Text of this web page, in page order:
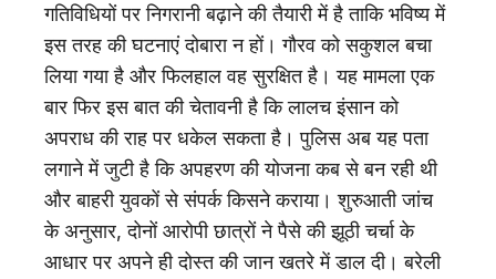
गतिविधियों पर निगरानी बढ़ाने की तैयारी में है ताकि भविष्य में
इस तरह की घटनाएं दोबारा न हों। गौरव को सकुशल बचा
लिया गया है और फिलहाल वह सुरक्षित है। यह मामला एक
बार फिर इस बात की चेतावनी है कि लालच इंसान को
अपराध की राह पर धकेल सकता है। पुलिस अब यह पता
लगाने में जुटी है कि अपहरण की योजना कब से बन रही थी
और बाहरी युवकों से संपर्क किसने कराया। शुरुआती जांच
के अनुसार, दोनों आरोपी छात्रों ने पैसे की झूठी चर्चा के
आधार पर अपने ही दोस्त की जान खतरे में डाल दी। बरेली